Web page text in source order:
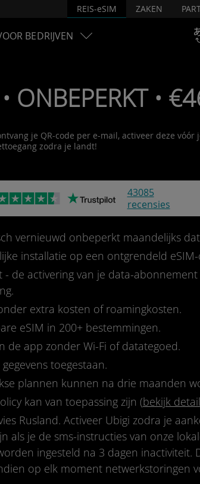
REIS-eSIM ZAKEN
BEDRIJVEN
ONBEPERKT •
je QR-code per e-mail, activeer deze
zodra je landt!
43085
recensies
vernieuwd onbeperkt maandelijks
installatie op een ontgrendeld
- de activering van je data-
extra kosten of roamingkosten.
eSIM in 200+ bestemmingen.
de app zonder Wi-Fi of datategoed.
toegestaan.
plannen kunnen na drie maanden
kan van toepassing zijn (bekijk
Rusland. Activeer Ubigi zodra je
als je de sms-instructies van onze
ingesteld na 3 dagen inactiviteit.
op elk moment netwerkstoringen